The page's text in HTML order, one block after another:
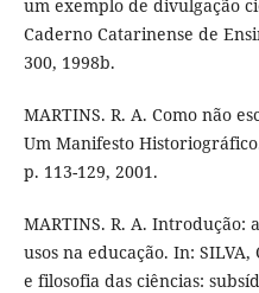
um exemplo de divulgação
Caderno Catarinense de
300, 1998b.
MARTINS. R. A. Como não
Um Manifesto
p. 113-129, 2001.
MARTINS. R. A. Introdução:
usos na educação. In:
e filosofia das ciências: